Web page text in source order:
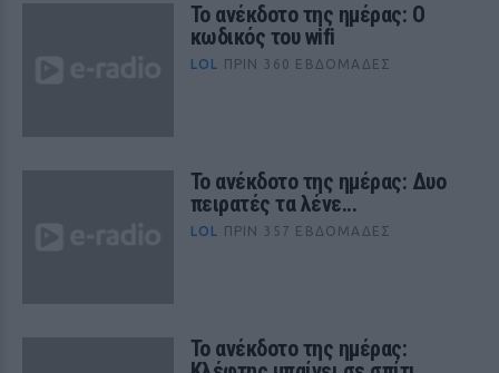
Το ανέκδοτο της ημέρας: Ο
κωδικός του wifi
LOL ΠΡΙΝ 360 ΕΒΔΟΜΆΔΕΣ
Το ανέκδοτο της ημέρας: Δυο
πειρατές τα λένε...
LOL ΠΡΙΝ 357 ΕΒΔΟΜΆΔΕΣ
Το ανέκδοτο της ημέρας: